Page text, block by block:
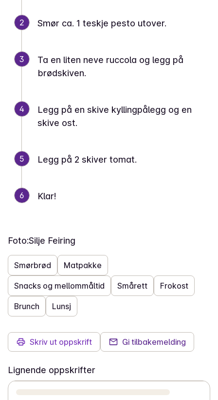
2 Smør ca. 1 teskje pesto utover.
3
Ta en liten neve ruccola og legg på
brødskiven.
4
Legg på en skive kyllingpålegg og en
skive ost.
5 Legg på 2 skiver tomat.
6 Klar!
Foto:Silje Feiring
Smørbrød Matpakke
Snacks og mellommåltid Smårett Frokost
Brunch Lunsj
Skriv ut oppskrift Gi tilbakemelding
Lignende oppskrifter